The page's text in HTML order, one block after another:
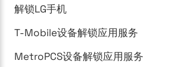
解锁LG手机
T-Mobile设备解锁应用服务
MetroPCS设备解锁应用服务